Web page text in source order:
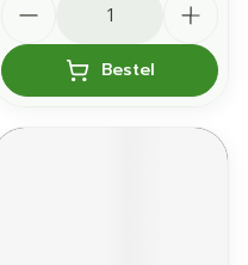
Bestel